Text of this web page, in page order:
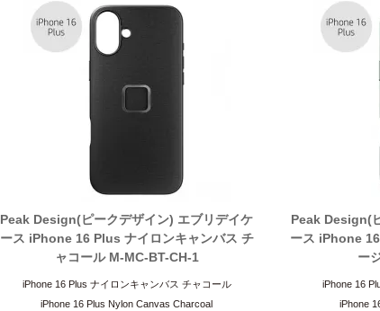
Peak Design(ピークデザイン) エブリデイケ
ース iPhone 16 Plus ナイロンキャンバス チ
ャコール M-MC-BT-CH-1
iPhone 16 Plus ナイロンキャンバス チャコール
iPhone 16 Plus Nylon Canvas Charcoal
Peak Design(
ース iPhone
ー
iPhone 16
iPhone